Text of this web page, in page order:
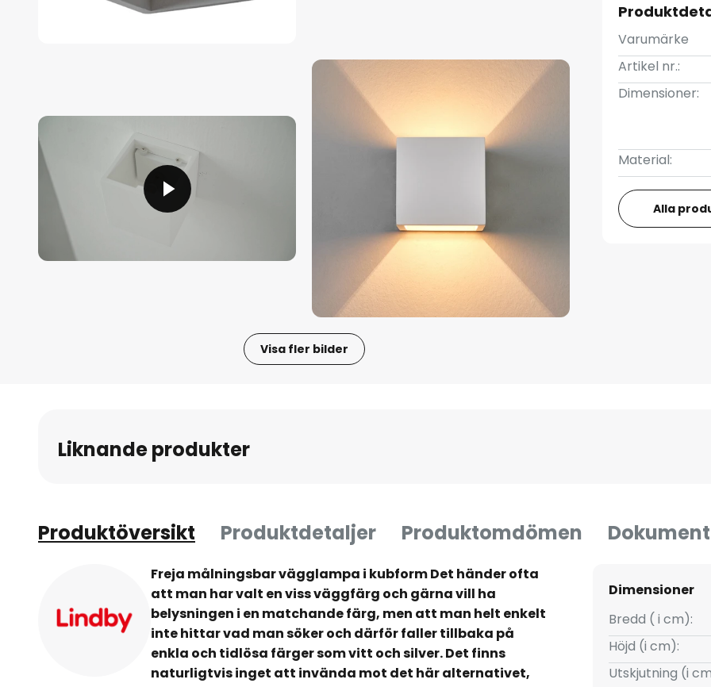
Visa fler bilder
bildgalleriet
Varumärke
Artikel nr.:
Dimensioner:
Material:
Alla
Liknande produkter
Produktöversikt Produktdetaljer Produktomdömen Dokument
Freja målningsbar vägglampa i kubform Det händer ofta
att man har valt en viss väggfärg och gärna vill ha
belysningen i en matchande färg, men att man helt enkelt
inte hittar vad man söker och därför faller tillbaka på
enkla och tidlösa färger som vitt och silver. Det finns
naturligtvis inget att invända mot det här alternativet,
Dimensioner
Bredd ( i cm):
Höjd (i cm):
Utskjutning (i